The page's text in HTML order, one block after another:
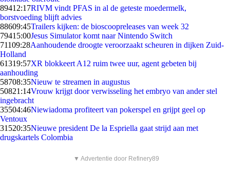
89412:17RIVM vindt PFAS in al de geteste moedermelk,
borstvoeding blijft advies
88609:45Trailers kijken: de bioscoopreleases van week 32
79415:00Jesus Simulator komt naar Nintendo Switch
71109:28Aanhoudende droogte veroorzaakt scheuren in dijken Zuid-
Holland
61319:57XR blokkeert A12 ruim twee uur, agent gebeten bij
aanhouding
58708:35Nieuw te streamen in augustus
50821:14Vrouw krijgt door verwisseling het embryo van ander stel
ingebracht
35504:46Niewiadoma profiteert van pokerspel en grijpt geel op
Ventoux
31520:35Nieuwe president De la Espriella gaat strijd aan met
drugskartels Colombia
▼ Advertentie door Refinery89